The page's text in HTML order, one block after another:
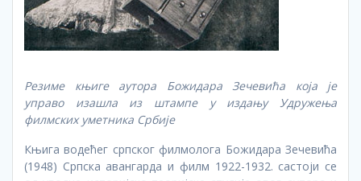
Резиме књиге аутора Божидара Зечевића која је
управо изашла из штампе у издању Удружења
филмских уметника Србије
Књига водећег српског филмолога Божидара Зечевића
(1948) Српска авангарда и филм 1922-1932. састоји се